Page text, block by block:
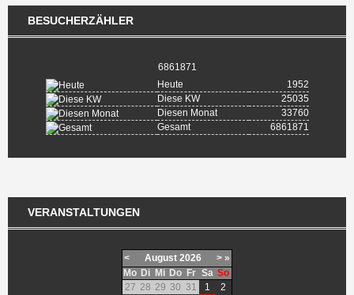
BESUCHERZÄHLER
6861871
Heute
1952
Diese KW
25035
Diesen Monat
33760
Gesamt
6861871
VERANSTALTUNGEN
< August 2026 > »
Mo Di Mi Do Fr Sa So
27 28 29 30 31 1
2